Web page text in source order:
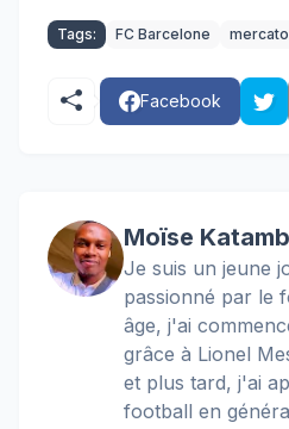
Tags: FC Barcelone mercato
Facebook
Moïse
Je suis un jeune
passionné par le
âge, j'ai
grâce à Lionel
et plus tard, j'ai
football en